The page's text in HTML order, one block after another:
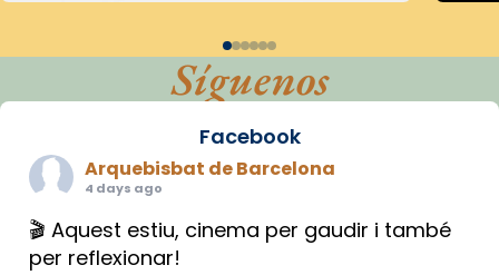
Síguenos
Facebook
Arquebisbat de Barcelona
4 days ago
🎬 Aquest estiu, cinema per gaudir i també
per reflexionar!